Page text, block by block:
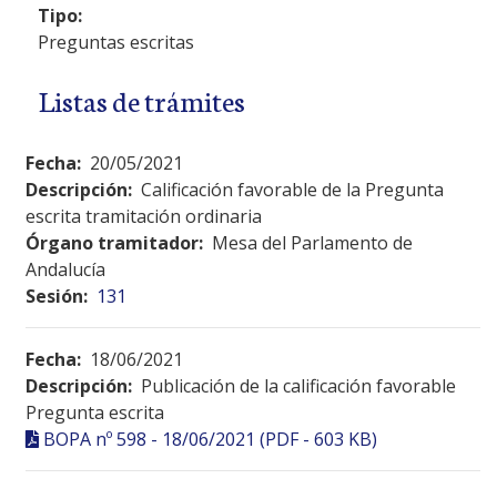
Tipo:
Preguntas escritas
Listas de trámites
Fecha: 20/05/2021
Descripción: Calificación favorable de la Pregunta
escrita tramitación ordinaria
Órgano tramitador: Mesa del Parlamento de
Andalucía
Sesión: 131
Fecha: 18/06/2021
Descripción: Publicación de la calificación favorable
Pregunta escrita
BOPA nº 598 - 18/06/2021 (PDF - 603 KB)